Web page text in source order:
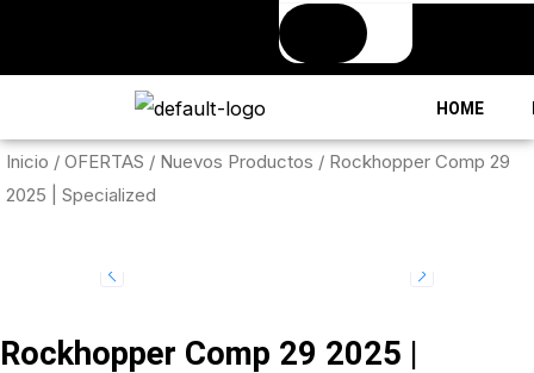
HOME
Inicio / OFERTAS / Nuevos Productos / Rockhopper Comp 29
2025 | Specialized
Rockhopper Comp 29 2025 |